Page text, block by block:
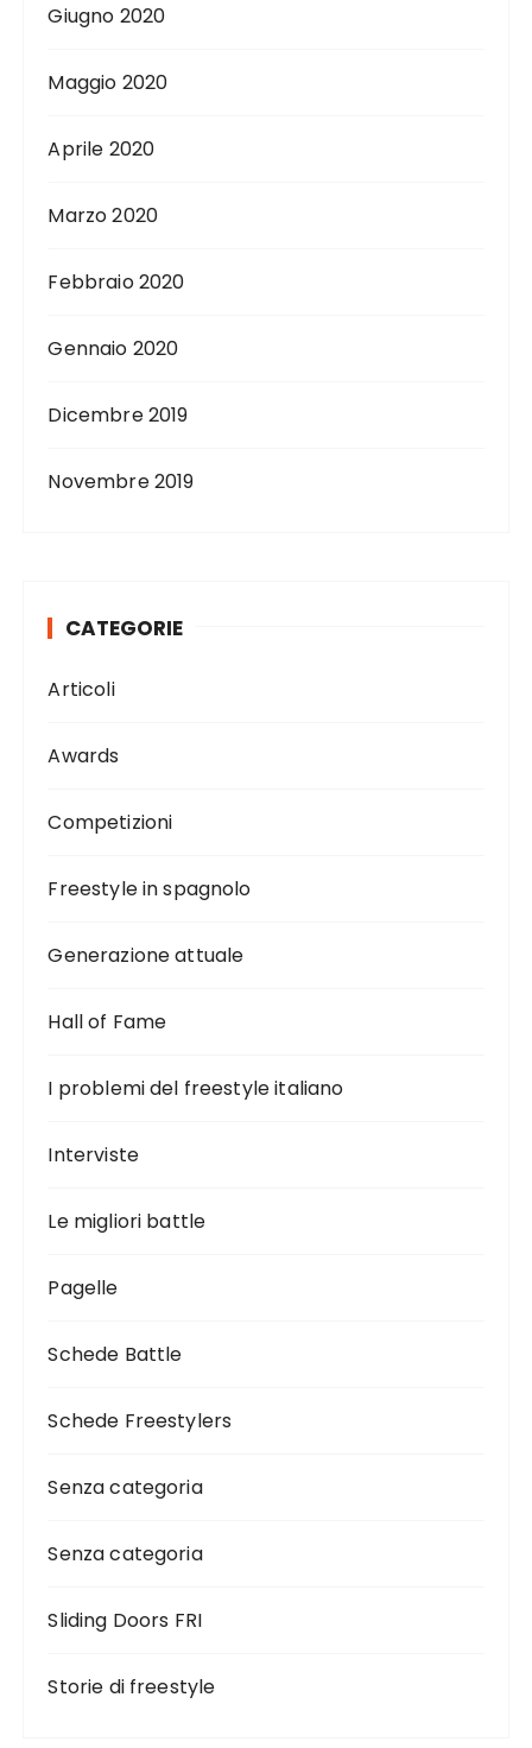
Giugno 2020
Maggio 2020
Aprile 2020
Marzo 2020
Febbraio 2020
Gennaio 2020
Dicembre 2019
Novembre 2019
CATEGORIE
Articoli
Awards
Competizioni
Freestyle in spagnolo
Generazione attuale
Hall of Fame
I problemi del freestyle italiano
Interviste
Le migliori battle
Pagelle
Schede Battle
Schede Freestylers
Senza categoria
Senza categoria
Sliding Doors FRI
Storie di freestyle